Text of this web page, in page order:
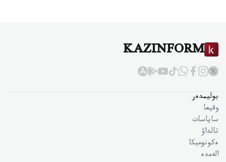
KAZINFORM
بوليمدەر
وقيعا
ساياسات
تالداۋ
ەكونوميكا
الەمدە